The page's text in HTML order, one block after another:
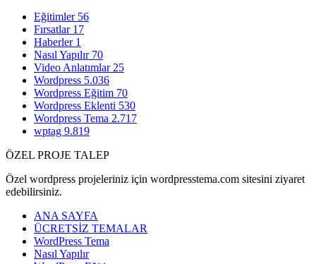
Eğitimler 56
Fırsatlar 17
Haberler 1
Nasıl Yapılır 70
Video Anlatımlar 25
Wordpress 5.036
Wordpress Eğitim 70
Wordpress Eklenti 530
Wordpress Tema 2.717
wptag 9.819
ÖZEL PROJE TALEP
Özel wordpress projeleriniz için wordpresstema.com sitesini ziyaret
edebilirsiniz.
ANA SAYFA
ÜCRETSİZ TEMALAR
WordPress Tema
Nasıl Yapılır